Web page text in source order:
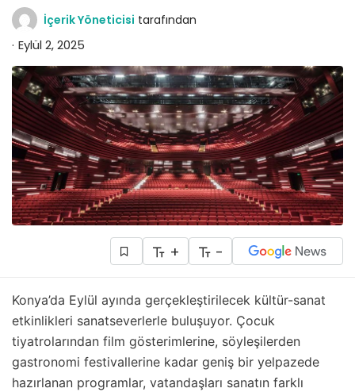
İçerik Yöneticisi tarafından
Eylül 2, 2025
+ -
Konya’da Eylül ayında gerçekleştirilecek kültür-sanat
etkinlikleri sanatseverlerle buluşuyor. Çocuk
tiyatrolarından film gösterimlerine, söyleşilerden
gastronomi festivallerine kadar geniş bir yelpazede
hazırlanan programlar, vatandaşları sanatın farklı